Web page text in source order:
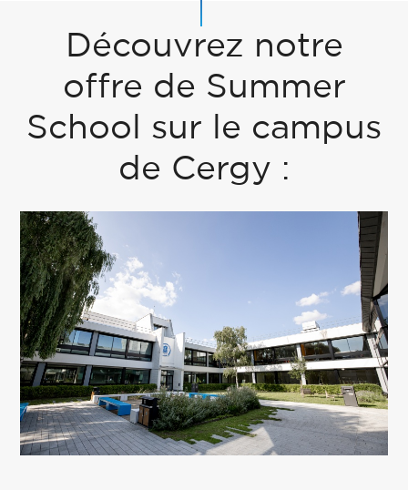
Découvrez notre
offre de Summer
School sur le campus
de Cergy :